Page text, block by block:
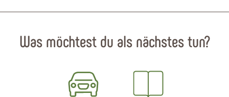
Was möchtest du als nächstes tun?